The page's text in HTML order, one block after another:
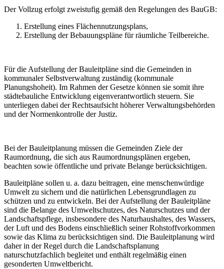
Der Vollzug erfolgt zweistufig gemäß den Regelungen des BauGB:
Erstellung eines Flächennutzungsplans,
Erstellung der Bebauungspläne für räumliche Teilbereiche.
Für die Aufstellung der Bauleitpläne sind die Gemeinden in
kommunaler Selbstverwaltung zuständig (kommunale
Planungshoheit). Im Rahmen der Gesetze können sie somit ihre
städtebauliche Entwicklung eigenverantwortlich steuern. Sie
unterliegen dabei der Rechtsaufsicht höherer Verwaltungsbehörden
und der Normenkontrolle der Justiz.
Bei der Bauleitplanung müssen die Gemeinden Ziele der
Raumordnung, die sich aus Raumordnungsplänen ergeben,
beachten sowie öffentliche und private Belange berücksichtigen.
Bauleitpläne sollen u. a. dazu beitragen, eine menschenwürdige
Umwelt zu sichern und die natürlichen Lebensgrundlagen zu
schützen und zu entwickeln. Bei der Aufstellung der Bauleitpläne
sind die Belange des Umweltschutzes, des Naturschutzes und der
Landschaftspflege, insbesondere des Naturhaushaltes, des Wassers,
der Luft und des Bodens einschließlich seiner Rohstoffvorkommen
sowie das Klima zu berücksichtigen sind. Die Bauleitplanung wird
daher in der Regel durch die Landschaftsplanung
naturschutzfachlich begleitet und enthält regelmäßig einen
gesonderten Umweltbericht.